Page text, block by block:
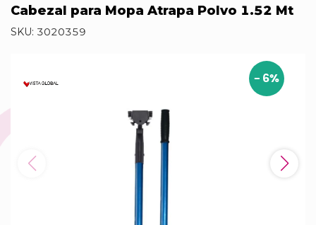
Cabezal para Mopa Atrapa Polvo 1.52 Mt
SKU: 3020359
- 6%